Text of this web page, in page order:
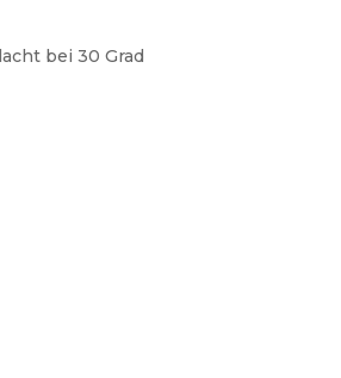
bei 30 Grad